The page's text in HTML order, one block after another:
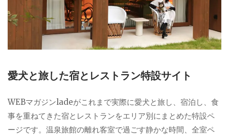
愛犬と旅した宿とレストラン特設サイト
WEBマガジンladeがこれまで実際に愛犬と旅し、宿泊し、食
事を重ねてきた宿とレストランをエリア別にまとめた特設ペ
ージです。温泉旅館の離れ客室で過ごす静かな時間、全室ペ